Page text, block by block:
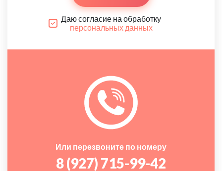
Даю согласие на обработку
персональных данных
Или перезвоните по номеру
8 (927) 715-99-42